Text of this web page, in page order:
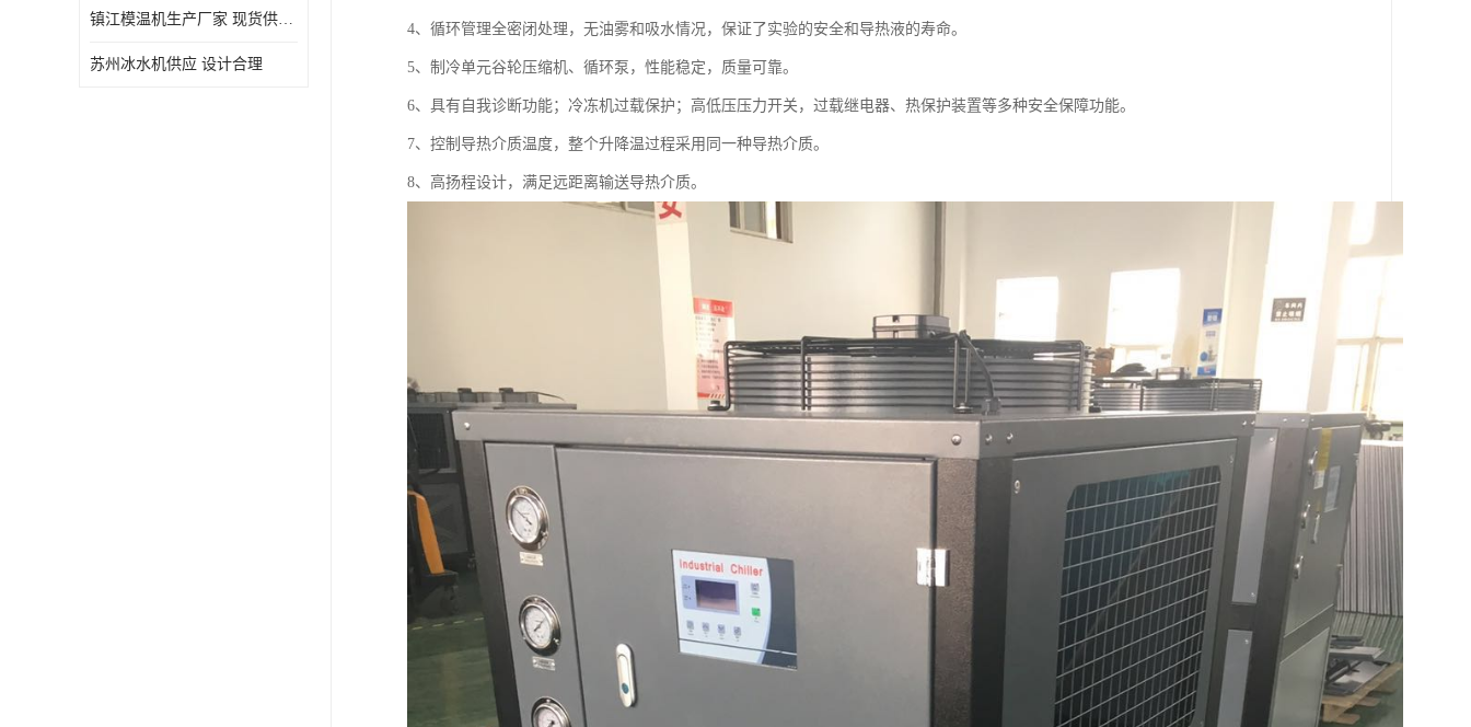
镇江模温机生产厂家 现货供应 售后保障
苏州冰水机供应 设计合理
4、循环管理全密闭处理，无油雾和吸水情况，保证了实验的安全和导热液的寿命。
5、制冷单元谷轮压缩机、循环泵，性能稳定，质量可靠。
6、具有自我诊断功能；冷冻机过载保护；高低压压力开关，过载继电器、热保护装置等多种安全保障功能。
7、控制导热介质温度，整个升降温过程采用同一种导热介质。
8、高扬程设计，满足远距离输送导热介质。